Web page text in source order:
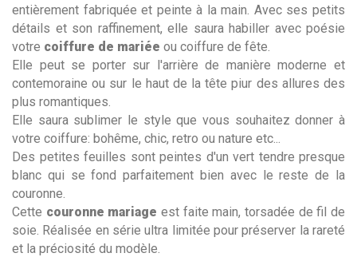
entièrement fabriquée et peinte à la main. Avec ses petits
détails et son raffinement, elle saura habiller avec poésie
votre coiffure de mariée ou coiffure de fête.
Elle peut se porter sur l'arrière de manière moderne et
contemoraine ou sur le haut de la tête piur des allures des
plus romantiques.
Elle saura sublimer le style que vous souhaitez donner à
votre coiffure: bohême, chic, retro ou nature etc...
Des petites feuilles sont peintes d'un vert tendre presque
blanc qui se fond parfaitement bien avec le reste de la
couronne.
Cette couronne mariage est faite main, torsadée de fil de
soie. Réalisée en série ultra limitée pour préserver la rareté
et la préciosité du modèle.